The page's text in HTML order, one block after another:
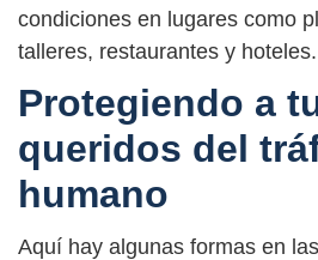
condiciones en lugares como
talleres, restaurantes y hoteles.
Protegiendo a
queridos del
humano
Aquí hay algunas formas en